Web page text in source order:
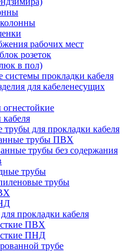
рабочих мест
розеток
в пол)
прокладки кабеля
для кабеленесущих
для прокладки кабеля
трубы ПВХ
трубы без содержания
трубы
трубы
прокладки кабеля
ПВХ
ПНД
трубе